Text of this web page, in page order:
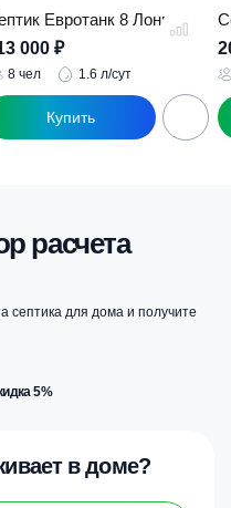
Евротанк 8 Лонг
000 ₽
8 чел 1.6 л/сут
расчета
септика для дома и получите
5%
в доме?